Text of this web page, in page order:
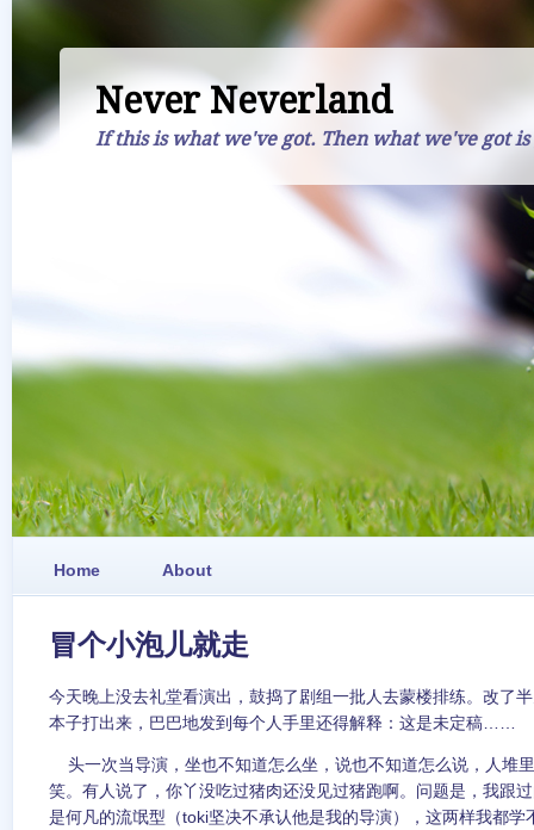
Never Neverland
If this is what we've got. Then what we've got is
Home About
冒个小泡儿就走
今天晚上没去礼堂看演出，鼓捣了剧组一批人去蒙楼排练。改了
本子打出来，巴巴地发到每个人手里还得解释：这是未定稿……
头一次当导演，坐也不知道怎么坐，说也不知道怎么说，人堆
笑。有人说了，你丫没吃过猪肉还没见过猪跑啊。问题是，我跟
是何凡的流氓型（toki坚决不承认他是我的导演），这两样我都学